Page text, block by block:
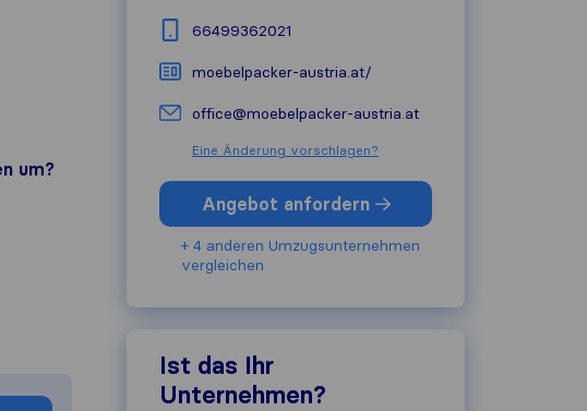
um?
66499362021
moebelpacker-austria.at/
office@moebelpacker-austria.at
Eine Änderung vorschlagen?
Angebot anfordern
+ 4 anderen Umzugs​unternehmen
vergleichen
Ist das Ihr
Unternehmen?